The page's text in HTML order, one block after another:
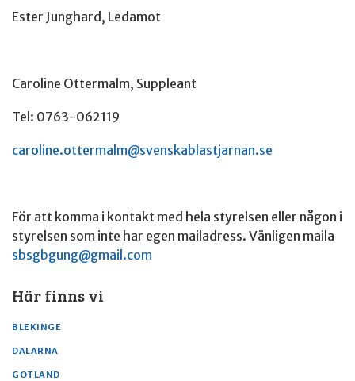
Ester Junghard, Ledamot
Caroline Ottermalm, Suppleant
Tel: 0763-062119
caroline.ottermalm@svenskablastjarnan.se
För att komma i kontakt med hela styrelsen eller någon i
styrelsen som inte har egen mailadress. Vänligen maila
sbsgbgung@gmail.com
Här finns vi
BLEKINGE
DALARNA
GOTLAND